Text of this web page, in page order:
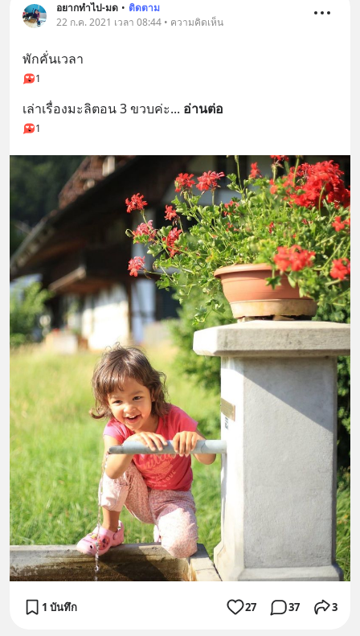
อยากทำไป-มด • ติดตาม
22 ก.ค. 2021 เวลา 08:44 • ความคิดเห็น
พักคั่นเวลา
1
เล่าเรื่องมะลิตอน 3 ขวบค่ะ... อ่านต่อ
1
1 บันทึก 27 37 3